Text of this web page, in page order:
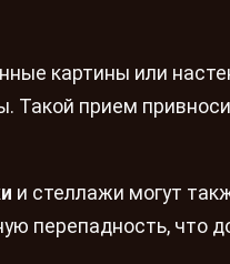
картины или
Такой прием
и стеллажи могут
перепадность, что